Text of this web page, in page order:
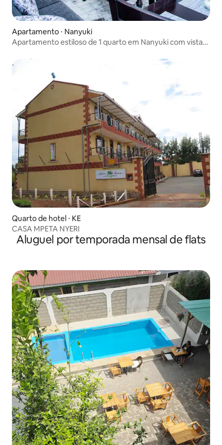
Apartamento ⋅ Nanyuki
Apartamento estiloso de 1 quarto em Nanyuki com vista
Quarto de hotel ⋅ KE
CASA MPETA NYERI
Aluguel por temporada mensal de flats